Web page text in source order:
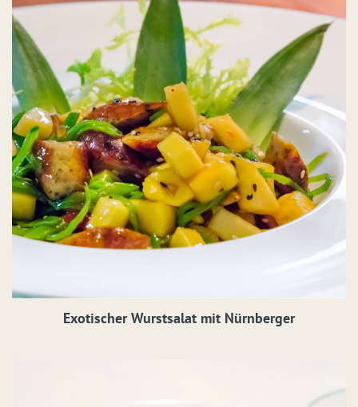
Exotischer Wurstsalat mit Nürnberger